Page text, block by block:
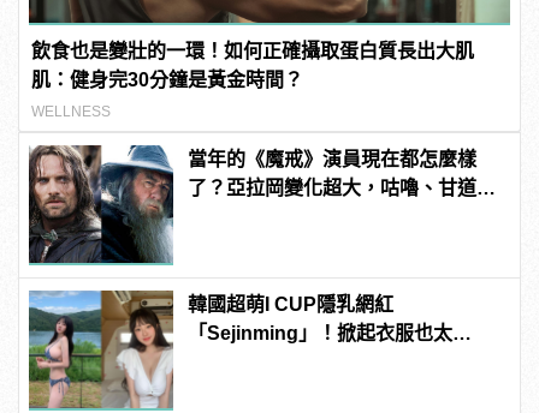
飲食也是變壯的一環！如何正確攝取蛋白質長出大肌
肌：健身完30分鐘是黃金時間？
WELLNESS
當年的《魔戒》演員現在都怎麼樣
了？亞拉岡變化超大，咕嚕、甘道
韓國超萌I CUP隱乳網紅
「Sejinming」！掀起衣服也太